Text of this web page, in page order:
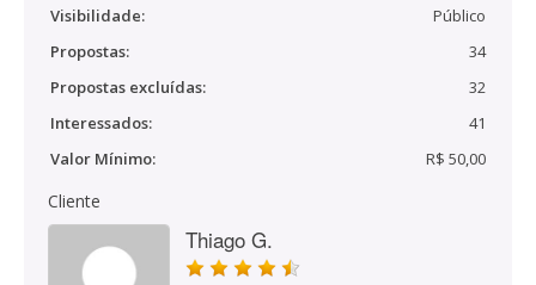
Visibilidade:
Público
Propostas:
34
Propostas excluídas:
32
Interessados:
41
Valor Mínimo:
R$ 50,00
Cliente
Thiago G.